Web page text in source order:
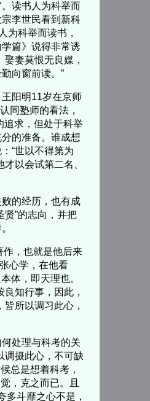
读书人为科举而
李世民看到新科
为科举而读书，
篇》说得非常诱
妻莫恨无良媒，
向窗前读。”
阳明11岁在京师
同塾师的看法，
追求，但处于科举
的准备。谁成想
“世以不得第为
以会试第二名、
的经历，也有成
贤”的志向，并把
，也就是他后来
心学，在他看
体，即天理也。
知行事，因此，
所以调习此心，
处理与科考的关
调摄此心，不可缺
总是想着科考，
，克之而已。且
斗靡之心不是，